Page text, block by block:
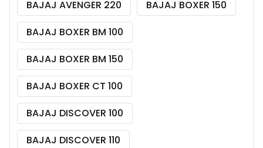
BAJAJ AVENGER 220
BAJAJ BOXER 150
BAJAJ BOXER BM 100
BAJAJ BOXER BM 150
BAJAJ BOXER CT 100
BAJAJ DISCOVER 100
BAJAJ DISCOVER 110